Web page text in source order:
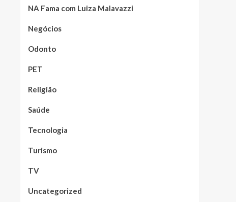
NA Fama com Luiza Malavazzi
Negócios
Odonto
PET
Religião
Saúde
Tecnologia
Turismo
TV
Uncategorized